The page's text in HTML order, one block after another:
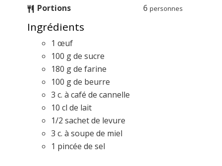
Portions 6 personnes
Ingrédients
1 œuf
100 gde sucre
180 gde farine
100 gde beurre
3 c. à café de cannelle
10 cl de lait
1/2 sachetde levure
3 c. à soupe de miel
1 pincée de sel